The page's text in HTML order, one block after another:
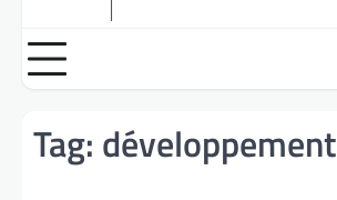
Tag: développement